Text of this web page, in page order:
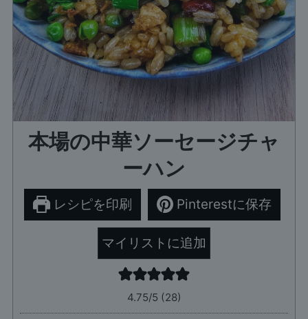
本場の中華ソーセージチャ
ーハン
レシピを印刷 Pinterestに保存
マイリストに追加
4.75/5 (28)